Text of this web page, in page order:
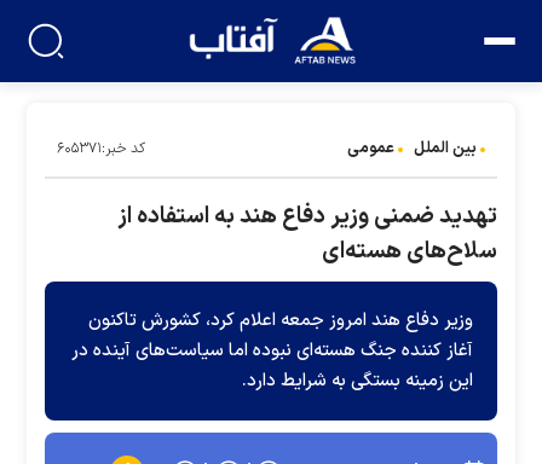
بین الملل عمومی کد خبر:۶۰۵۳۷۱
تهدید ضمنی وزیر دفاع هند به استفاده از
سلاح‌های هسته‌ای
وزیر دفاع هند امروز جمعه اعلام کرد، کشورش تاکنون
آغاز کننده جنگ هسته‌ای نبوده اما سیاست‌های آینده در
این زمینه بستگی به شرایط دارد.